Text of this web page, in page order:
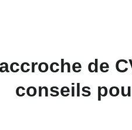
de
conseils